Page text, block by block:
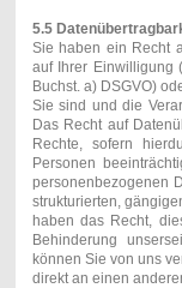
5.5
Sie haben ein Recht
auf Ihrer Einwilligung
Buchst. a) DSGVO)
Sie sind und die
Das Recht auf
Rechte, sofern
Personen
personenbezogenen
strukturierten,
haben das Recht,
Behinderung
können Sie von uns
direkt an einen